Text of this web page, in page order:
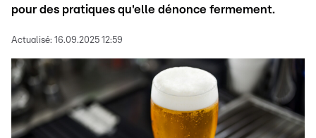
pour des pratiques qu'elle dénonce fermement.
Actualisé: 16.09.2025 12:59